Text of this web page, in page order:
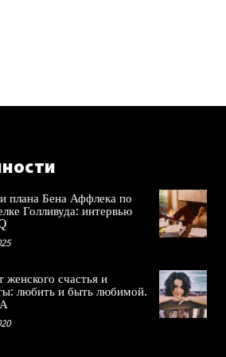
плана Бена Аффлека по
Голливуда: интервью
женского счастья и
любить и быть любимой.